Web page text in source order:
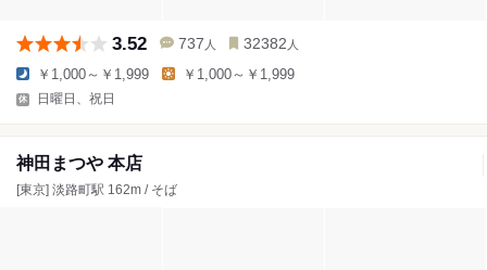
3.52 737 人 32382 人
￥1,000～￥1,999 ￥1,000～￥1,999
日曜日、祝日
神田まつや 本店
[東京] 淡路町駅 162m / そば